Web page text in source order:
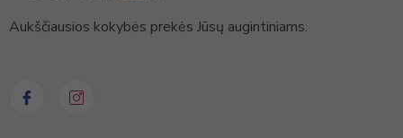
Aukščiausios kokybės prekės Jūsų augintiniams.